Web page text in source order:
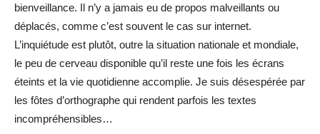
bienveillance. Il n’y a jamais eu de propos malveillants ou
déplacés, comme c’est souvent le cas sur internet.
L’inquiétude est plutôt, outre la situation nationale et mondiale,
le peu de cerveau disponible qu’il reste une fois les écrans
éteints et la vie quotidienne accomplie. Je suis désespérée par
les fôtes d’orthographe qui rendent parfois les textes
incompréhensibles…